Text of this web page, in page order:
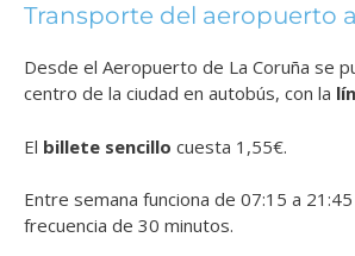
Transporte del aeropuerto
Desde el Aeropuerto de La Coruña se
centro de la ciudad en autobús, con la
El billete sencillo cuesta 1,55€.
Entre semana funciona de 07:15 a
frecuencia de 30 minutos.